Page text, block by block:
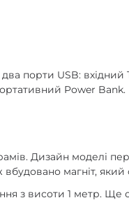
порти USB:
Power
Дизайн моделі
магніт, який
з висоти 1 метр.